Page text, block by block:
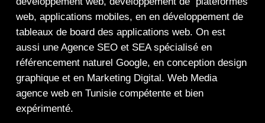
web, applications mobiles, en en développement de
tableaux de boarddes applications web. On est
aussi une Agence SEOet SEAspécialisé en
référencement naturel Google, en conception design
graphiqueet en Marketing Digital. Web Media
agence web en Tunisie compétente et bien
expérimenté.